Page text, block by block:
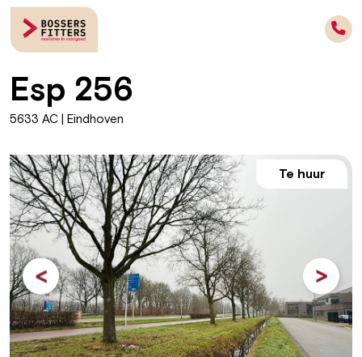
Esp 256
5633 AC | Eindhoven
Te huur